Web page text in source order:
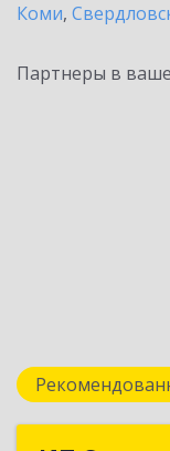
Коми,
Партнеры в